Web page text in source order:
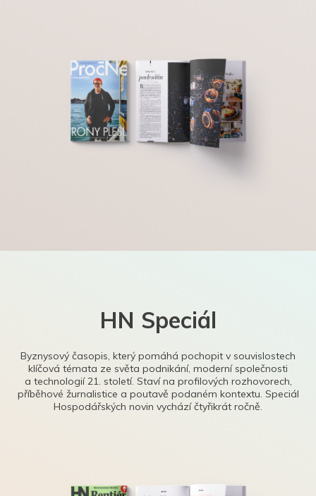
HN Speciál
Byznysový časopis, který pomáhá pochopit v souvislostech
klíčová témata ze světa podnikání, moderní společnosti
a technologií 21. století. Staví na profilových rozhovorech,
příběhové žurnalistice a poutavě podaném kontextu. Speciál
Hospodářských novin vychází čtyřikrát ročně.